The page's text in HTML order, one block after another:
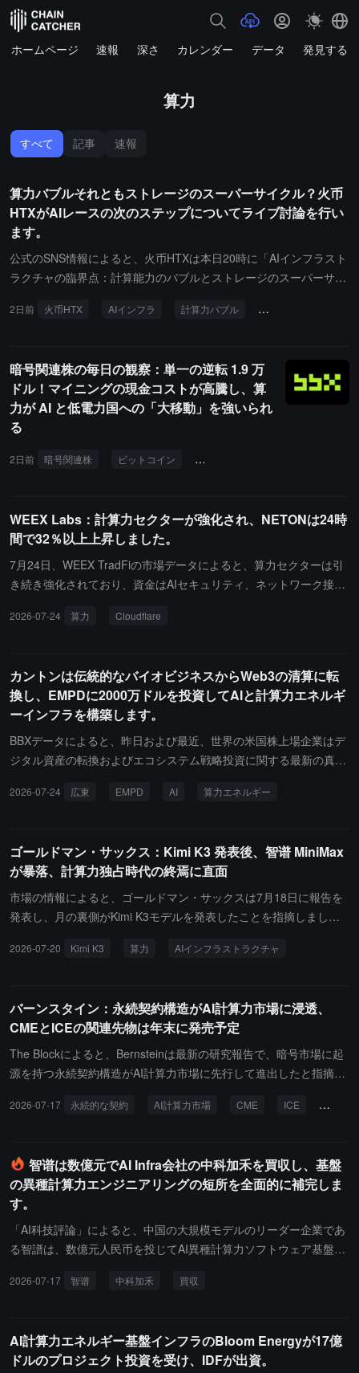
ホームページ 速報 深さ カレンダー データ 発見する
算力
すべて 記事 速報
算力バブルそれともストレージのスーパーサイクル？火币
HTXがAIレースの次のステップについてライブ討論を行い
ます。
公式のSNS情報によると、火币HTXは本日20時に「AIインフラスト
ラクチャの臨界点：計算能力のバブルとストレージのスーパーサイ
す。その際、聡哥、節奏侠、茶哥、張发财が賛成側の代表として、
ているか、AIインフラストラクチャにバブルリスクが存在するか、
ストレージ業界が新たなスーパーサイクルを迎えることができるか
について深く探討します。
2日前 火币HTX AIインフラ 計算力バブル ストレージスーパー
暗号関連株の毎日の観察：単一の逆転 1.9 万
ドル！マイニングの現金コストが高騰し、算
力が AI と低電力国への「大移動」を強いられ
る
2日前 暗号関連株 ビットコイン マイニング
WEEX Labs：計算力セクターが強化され、NETONは24時
間で32％以上上昇しました。
7月24日、WEEX TradFiの市場データによると、算力セクターは引
き続き強化されており、資金はAIセキュリティ、ネットワーク接
の中で、NETONは24時間で32.12％以上上昇し、MXLONは16.69％
御およびセキュリティ製品に取り組んでおり、MXLとAMKRが高速
接続と先進的なパッケージングの需要から恩恵を受けていると考え
ています。関連資産の短期的な熱気が高まっています。今後は来月
初めの決算報告と市場の変動リスクに注目する必要があります。現
在、WEEXのコイン株0手数料キャンペーンが進行中です。
2026-07-24 算力 Cloudflare
カントンは伝統的なバイオビジネスからWeb3の清算に転
換し、EMPDに2000万ドルを投資してAIと計算力エネルギ
ーインフラを構築します。
BBXデータによると、昨日および最近、世界の米国株上場企業はデ
ジタル資産の転換およびエコシステム戦略投資に関する最新の真実
統的なビジネスを売却し、ブロックチェーン決済に全力を注ぐ：Ca
vitas Collective Corp.に売却したと発表しました。この取引は2026
年7月17日に完了しました。会社は、この剥離が運営会社への転換
における重要なマイルストーンであることを明確にし、今後Canton
Coinを通じてCanton Networkを支援し、戦略的投資家として伝統
す。Empery Digitalが2000万ドルのクロスボーダー投資を算力電力
にCardinal Data Power, Inc.（CDP）への2000万ドルの優先株投資
（持株約8%）を完了したと発表しました。CDPは電力駆動のデー
タセンター園区の建設に特化しており、このラウンドの資金調達
は、テキサス州西部に3000エーカーを超えるギガワット級データセ
長期計画は5GWを超える）。次世代のAIおよび算力エネルギーの需
2026-07-24 広東 EMPD AI 算力エネルギー
ゴールドマン・サックス：Kimi K3 発表後、智谱 MiniMax
が暴落、計算力独占時代の終焉に直面
市場の情報によると、ゴールドマン・サックスは7月18日に報告を
発表し、月の裏側がKimi K3モデルを発表したことを指摘しまし
グでClaude Fable 5とGPT-5.6 Solを超えてトップに立ち、APIの価
下落、ナスダック100指数先物は1.8%以上下落し、フィラデルフィ
ア半導体指数は高値から18%以上下落しました。ゴールドマン・サ
ックスはKimi K3が転換点を示していると考えています。西洋の最
大規模の事前学習計算能力に匹敵できない中国の研究室が、アーキ
ギャップを迅速に縮小したことを示し、「拡張」がもはや唯一の勝
「計算能力が多いほど良い」というAIインフラ投資の論理を再構築
する必要があると述べました。ゴールドマン・サックスはMiniMax
に対して買い推奨を維持し、智谱は中立としています。今後は智谱
のGLM、アリババのQwen、MiniMaxのM3 Proなど、2-5兆パラメ
ータモデルの集中的な発表に注目します。
2026-07-20 Kimi K3 算力 AIインフラストラクチャ
バーンスタイン：永続契約構造がAI計算力市場に浸透、
CMEとICEの関連先物は年末に発売予定
The Blockによると、Bernsteinは最新の研究報告で、暗号市場に起
源を持つ永続契約構造がAI計算力市場に先行して進出したと指摘し
t AX取引所は、GPU計算力の永続契約を開始しました。この契約は
Cの審査を待っており、2026年末に発売される見込みです。さら
に、CFTCの規制を受ける予測市場プラットフォームKalshiは、以
前にGPUレンタル価格に連動した予測契約を開始し、7月14日にB2
00、H200、A100チップの計算力価格曲線を発表しました。その中
でB200の価格は5.41ドルで、歴史的なピークは7.39ドルでした。B
クを負う唯一の手段であると指摘していますが、現在の市場流動性
2026-07-17 永続的な契約 AI計算力市場 CME ICE GPU
智谱は数億元でAI Infra会社の中科加禾を買収し、基盤
の異種計算力エンジニアリングの短所を全面的に補完しま
す。
「AI科技評論」によると、中国の大規模モデルのリーダー企業であ
る智譜は、数億元人民币を投じてAI異種計算力ソフトウェア基盤会
ルの基盤技術とコンパイラ能力の短所を完全に補うことを目的とし
のコンパイラ実験室に由来し、崔慧敏博士によって設立されまし
た。そのコアチームは、龍芯、神威、寒武紀、華為昇騰などの多く
2026-07-17 智谱 中科加禾 買収
AI計算力エネルギー基盤インフラのBloom Energyが17億
ドルのプロジェクト投資を受け、IDFが出資。